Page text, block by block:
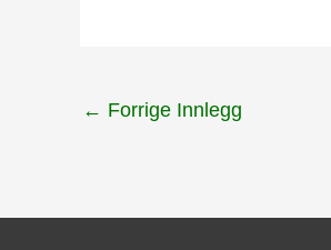
← Forrige Innlegg